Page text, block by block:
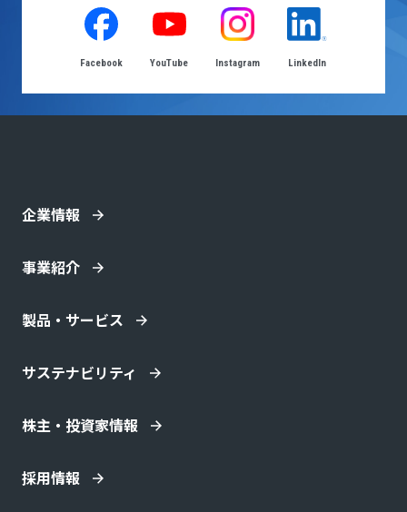
Facebook YouTube Instagram LinkedIn
企業情報
事業紹介
製品・サービス
サステナビリティ
株主・投資家情報
採用情報